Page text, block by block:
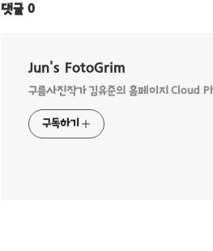
댓글 0
Jun's FotoGrim
구름사진작가 김유준의 홈페이지 Cloud
구독하기